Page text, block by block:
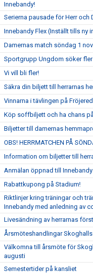
Innebandy!
Serierna pausade för Herr och
Innebandy Flex (Inställt tills ny
Damernas match söndag 1
Sportgrupp Ungdom söker
Vi vill bli fler!
Säkra din biljett till herrarnas
Vinnarna i tävlingen på
Köp soffbiljett och ha chans
Biljetter till damernas
OBS! HERRMATCHEN PÅ
Information om biljetter till
Anmälan öppnad till
Rabattkupong på Stadium!
Riktlinjer kring träningar och
Innebandy med anledning av
Livesändning av herrarnas
Årsmöteshandlingar Skoghalls
Välkomna till årsmöte för
augusti
Semestertider på kansliet